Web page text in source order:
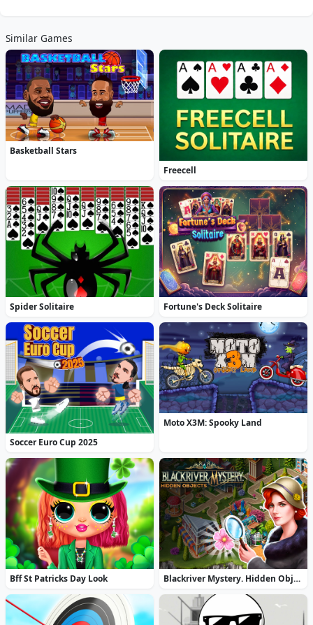
Similar Games
Basketball Stars
Freecell
Spider Solitaire Fortune's Deck Solitaire
Soccer Euro Cup 2025
Moto X3M: Spooky Land
Bff St Patricks Day Look Blackriver Mystery. Hidden Objects